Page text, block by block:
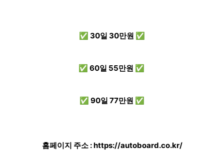
✅ 30일 30만원 ✅
✅ 60일 55만원 ✅
✅ 90일 77만원 ✅
홈페이지 주소 :https://autoboard.co.kr/